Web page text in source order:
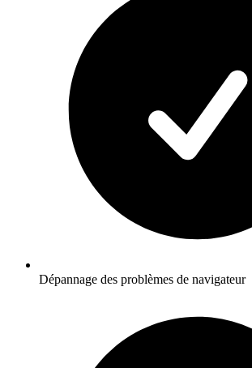
Dépannage des problèmes de navigateur